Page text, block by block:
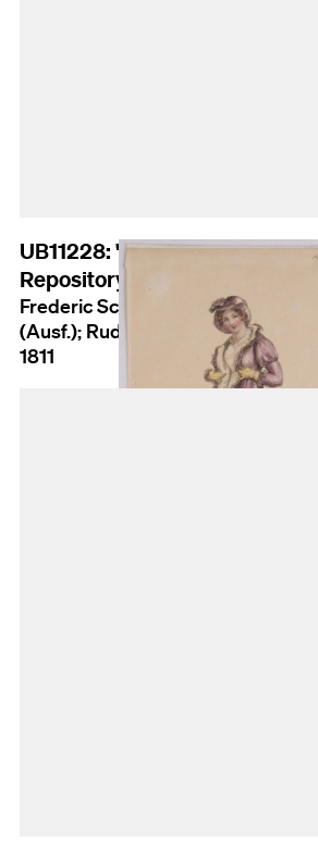
UB11228: "Walking Dresses",
Repository of Arts, Plate 25,
Frederic Schoberl (Entw. verm.);
(Ausf.); Rudolph Ackermann
1811